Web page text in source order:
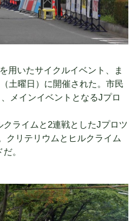
用いたサイクルイベント、ま
土曜日）に開催された。市民
メインイベントとなるJプロ
ライムと2連戦としたJプロツ
クリテリウムとヒルクライム
。